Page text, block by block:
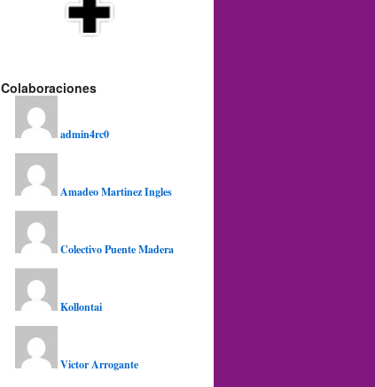
Colaboraciones
admin4rc0
Amadeo Martinez Ingles
Colectivo Puente Madera
Kollontai
Victor Arrogante